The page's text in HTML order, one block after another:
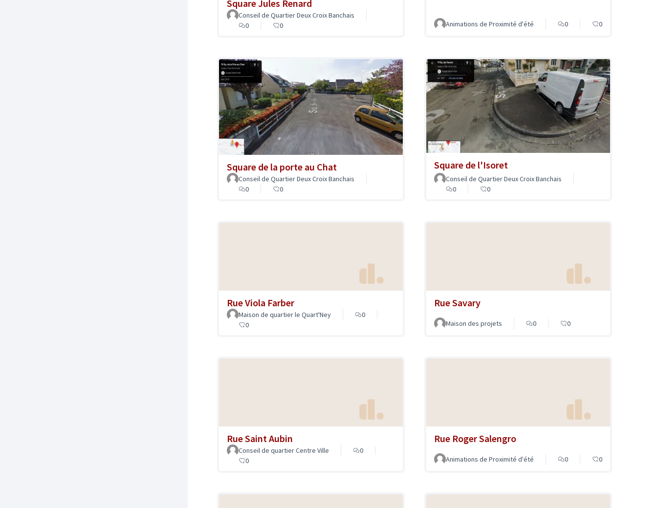
Square Jules Renard
Conseil de Quartier Deux Croix Banchais
0
0 Animations de Proximité d'été 0 0
Square de la porte au Chat
Conseil de Quartier Deux Croix Banchais
0
0
Square de l'Isoret
Conseil de Quartier Deux Croix Banchais
0
0
Rue Viola Farber
Maison de quartier le Quart'Ney
0
0
Rue Savary
Maison des projets 0 0
Rue Saint Aubin
Conseil de quartier Centre Ville
0
0
Rue Roger Salengro
Animations de Proximité d'été 0 0